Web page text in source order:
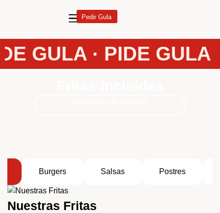
Pedir Gula
GULA · PIDE GULA
Burgers Salsas Postres
Nuestras Fritas